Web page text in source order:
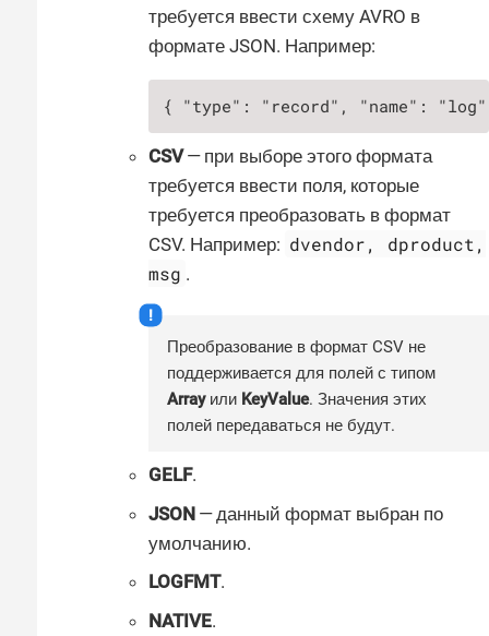
требуется ввести схему AVRO в
формате JSON. Например:
{ "type": "record", "name":
CSV— при выборе этого формата
требуется ввести поля, которые
требуется преобразовать в формат
CSV. Например: dvendor, dproduct,
msg .
Преобразование в формат CSV не
поддерживается для полей с типом
Arrayили KeyValue. Значения этих
полей передаваться не будут.
GELF.
JSON — данный формат выбран по
умолчанию.
LOGFMT.
NATIVE.